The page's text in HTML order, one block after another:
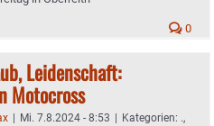
0
Leidenschaft:
Motocross
| Mi. 7.8.2024 - 8:53 | Kategorien: .,